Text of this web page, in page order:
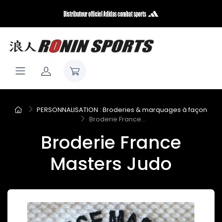
PERSONNALISATION : Broderies & marquages à façon
Broderie France...
Broderie France
Masters Judo